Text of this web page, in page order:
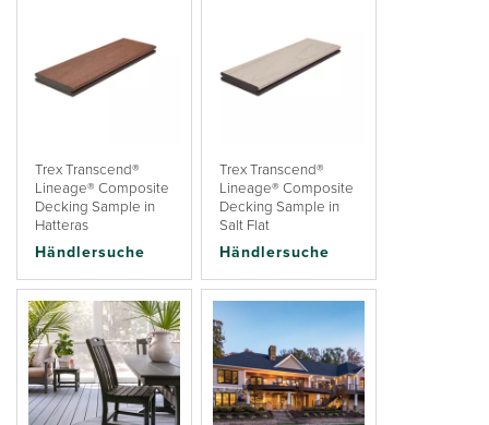
Trex Transcend®
Lineage® Composite
Decking Sample in
Hatteras
Händlersuche
Trex Transcend®
Lineage® Composite
Decking Sample in
Salt Flat
Händlersuche